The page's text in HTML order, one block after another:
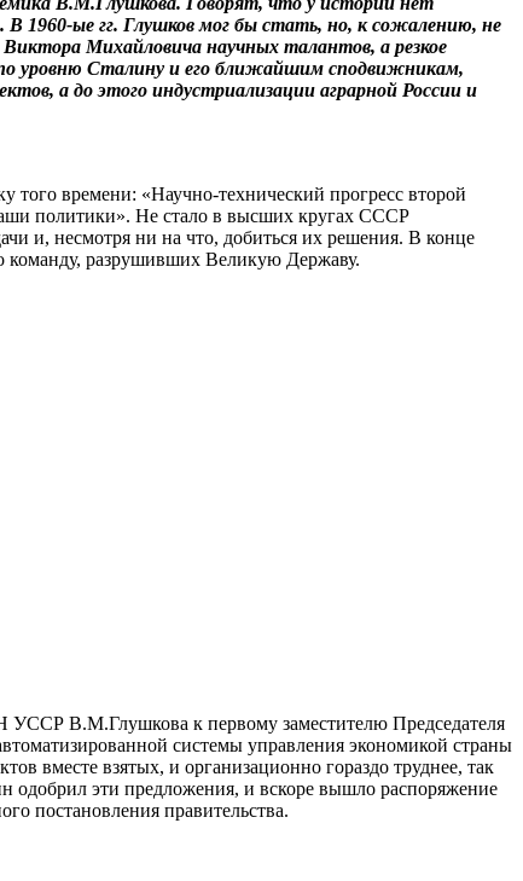
1960-ые гг. Глушков мог бы стать, но, к сожалению, не
Михайловича научных талантов, а резкое
по уровню Сталину и его ближайшим сподвижникам,
а до этого индустриализации аграрной России и
того времени: «Научно-технический прогресс второй
политики». Не стало в высших кругах СССР
и, несмотря ни на что, добиться их решения. В конце
команду, разрушивших Великую Державу.
В.М.Глушкова к первому заместителю Председателя
системы управления экономикой страны
вместе взятых, и организационно гораздо труднее, так
одобрил эти предложения, и вскоре вышло распоряжение
постановления правительства.